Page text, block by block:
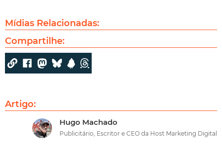
Mídias Relacionadas:
Compartilhe:
Artigo:
Hugo Machado
Publicitário, Escritor e CEO da Host Marketing Digital